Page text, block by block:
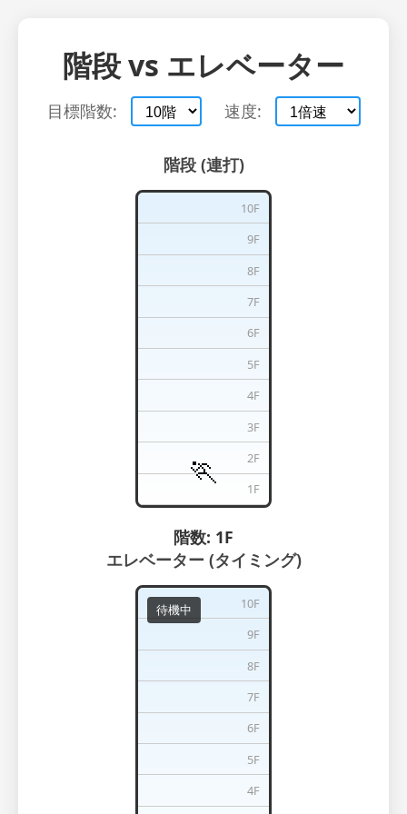
階段 vs エレベーター
目標階数: 速度:
階段 (連打)
🏃
10F
9F
8F
7F
6F
5F
4F
3F
2F
1F
階数: 1F
エレベーター (タイミング)
10F
9F
8F
7F
6F
5F
4F
待機中